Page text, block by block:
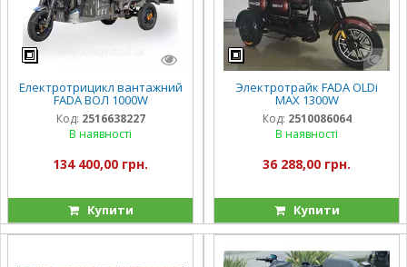
Електротрицикл вантажний
FADA ВОЛ 1000W
Код: 2516638227
В наявності
134 400,00 грн.
Купити
Электротрайк FADA OLDi
MAX 1300W
Код: 2510086064
В наявності
36 288,00 грн.
Купити